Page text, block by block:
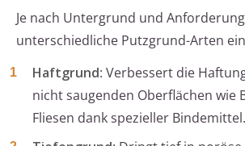
Je nach Untergrund und
unterschiedliche Putzgrund-Arten
Haftgrund: Verbessert die
nicht saugenden Oberflächen wie
Fliesen dank spezieller Bindemittel.